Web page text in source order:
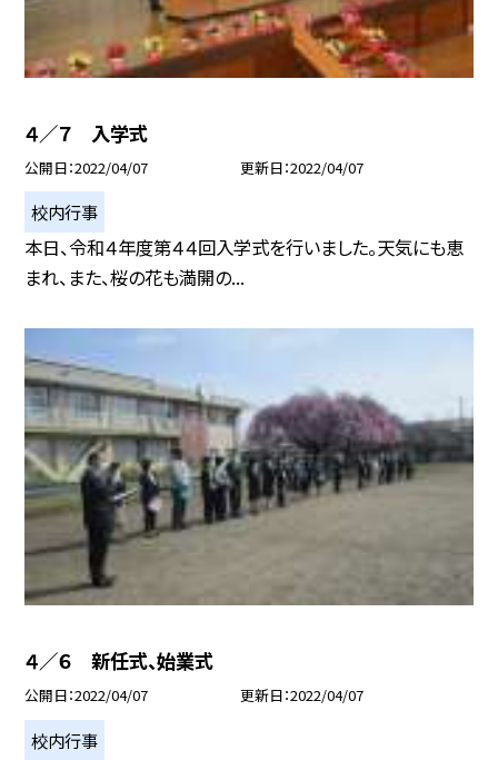
４／７ 入学式
公開日 2022/04/07 更新日 2022/04/07
校内行事
本日、令和４年度第４４回入学式を行いました。天気にも恵
まれ、また、桜の花も満開の...
４／６ 新任式、始業式
公開日 2022/04/07 更新日 2022/04/07
校内行事